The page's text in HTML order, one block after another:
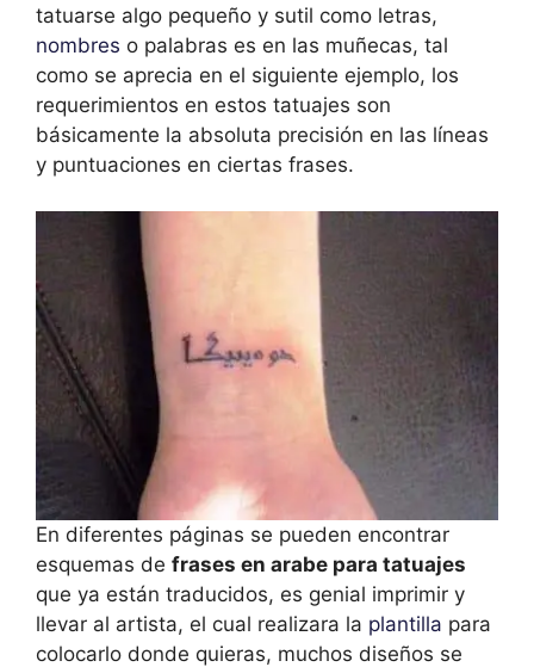
tatuarse algo pequeño y sutil como letras,
nombres o palabras es en las muñecas, tal
como se aprecia en el siguiente ejemplo, los
requerimientos en estos tatuajes son
básicamente la absoluta precisión en las líneas
y puntuaciones en ciertas frases.
En diferentes páginas se pueden encontrar
esquemas de frases en arabe para tatuajes
que ya están traducidos, es genial imprimir y
llevar al artista, el cual realizara la plantilla para
colocarlo donde quieras, muchos diseños se